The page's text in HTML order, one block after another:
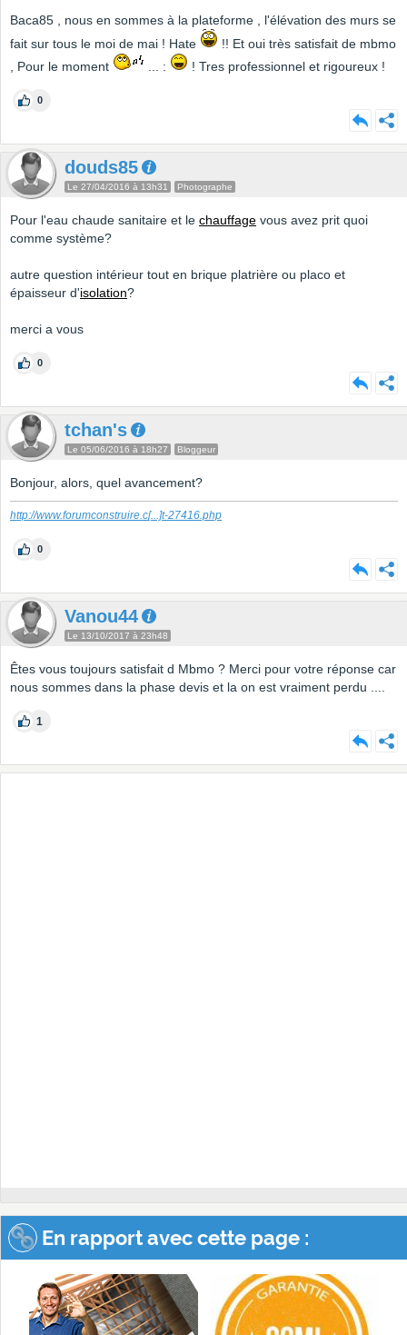
Baca85 , nous en sommes à la plateforme , l'élévation des murs se
fait sur tous le moi de mai ! Hate
!! Et oui très satisfait de mbmo
, Pour le moment
... : ! Tres professionnel et rigoureux !
0
douds85
Le 27/04/2016 à 13h31 Photographe
Pour l'eau chaude sanitaire et le chauffage vous avez prit quoi
comme système?
autre question intérieur tout en brique platrière ou placo et
épaisseur d'isolation?
merci a vous
0
tchan's
Le 05/06/2016 à 18h27 Bloggeur
Bonjour, alors, quel avancement?
http://www.forumconstruire.c[...]t-27416.php
0
Vanou44
Le 13/10/2017 à 23h48
Êtes vous toujours satisfait d Mbmo ? Merci pour votre réponse car
nous sommes dans la phase devis et la on est vraiment perdu ....
1
En rapport avec cette page :